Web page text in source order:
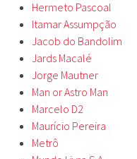
Hermeto Pascoal
Itamar Assumpção
Jacob do Bandolim
Jards Macalé
Jorge Mautner
Man or Astro Man
Marcelo D2
Maurício Pereira
Metrô